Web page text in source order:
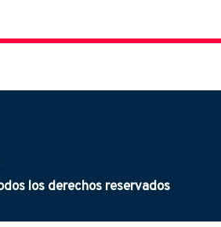
los derechos reservados